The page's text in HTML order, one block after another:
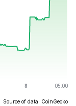
Source of data: CoinGecko